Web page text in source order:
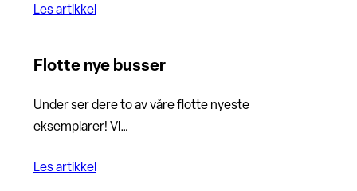
Les artikkel
Flotte nye busser
Under ser dere to av våre flotte nyeste
eksemplarer! Vi…
Les artikkel